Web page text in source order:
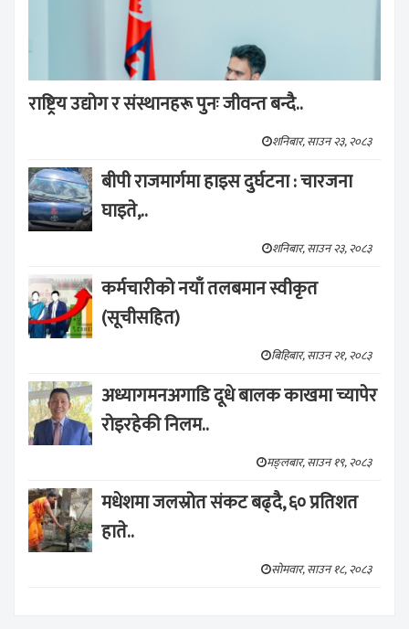
राष्ट्रिय उद्योग र संस्थानहरू पुनः जीवन्त बन्दै..
शनिबार, साउन २३, २०८३
बीपी राजमार्गमा हाइस दुर्घटना : चारजना
घाइते,..
शनिबार, साउन २३, २०८३
कर्मचारीको नयाँ तलबमान स्वीकृत
(सूचीसहित)
बिहिबार, साउन २१, २०८३
अध्यागमनअगाडि दूधे बालक काखमा च्यापेर
रोइरहेकी निलम..
मङ्लबार, साउन १९, २०८३
मधेशमा जलस्रोत संकट बढ्दै, ६० प्रतिशत
हाते..
सोमवार, साउन १८, २०८३